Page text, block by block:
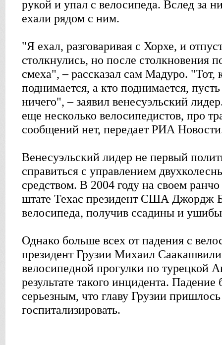
рукой и упал с велосипеда. Вслед за
ехали рядом с ним.
"Я ехал, разговаривая с Хорхе, и
столкнулись, но после столкновения
смеха", – рассказал сам Мадуро. "Тот,
поднимается, а кто поднимается,
ничего", – заявил венесуэльский
еще несколько велосипедистов, про
сообщений нет, передает РИА
Венесуэльский лидер не первый
справиться с управлением
средством. В 2004 году на своем
штате Техас президент США Джордж
велосипеда, получив ссадины и
Однако больше всех от падения с
президент Грузии Михаил
велосипедной прогулки по турецкой
результате такого инцидента. Падение
серьезным, что главу Грузии
госпитализировать.